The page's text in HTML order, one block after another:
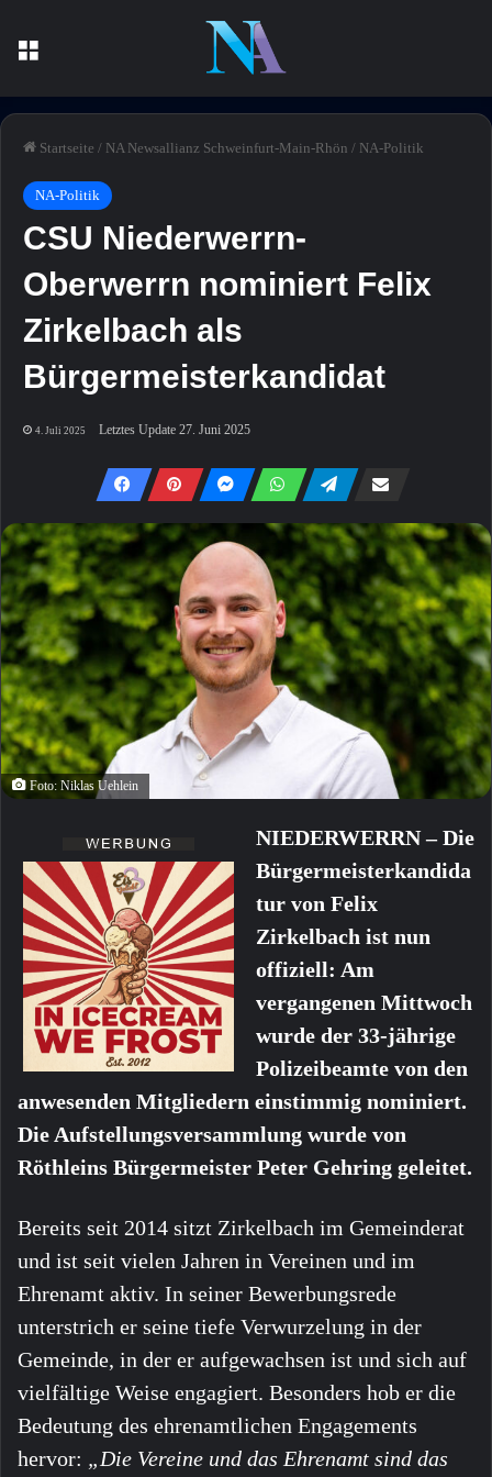
Startseite / NA Newsallianz Schweinfurt-Main-Rhön / NA-Politik
NA-Politik
CSU Niederwerrn-
Oberwerrn nominiert Felix
Zirkelbach als
Bürgermeisterkandidat
4. Juli 2025 Letztes Update 27. Juni 2025
Foto: Niklas Uehlein
NIEDERWERRN – Die
Bürgermeisterkandida
tur von Felix
Zirkelbach ist nun
offiziell: Am
vergangenen Mittwoch
wurde der 33-jährige
Polizeibeamte von den
anwesenden Mitgliedern einstimmig nominiert.
Die Aufstellungsversammlung wurde von
Röthleins Bürgermeister Peter Gehring geleitet.
Bereits seit 2014 sitzt Zirkelbach im Gemeinderat
und ist seit vielen Jahren in Vereinen und im
Ehrenamt aktiv. In seiner Bewerbungsrede
unterstrich er seine tiefe Verwurzelung in der
Gemeinde, in der er aufgewachsen ist und sich auf
vielfältige Weise engagiert. Besonders hob er die
Bedeutung des ehrenamtlichen Engagements
hervor: „Die Vereine und das Ehrenamt sind das